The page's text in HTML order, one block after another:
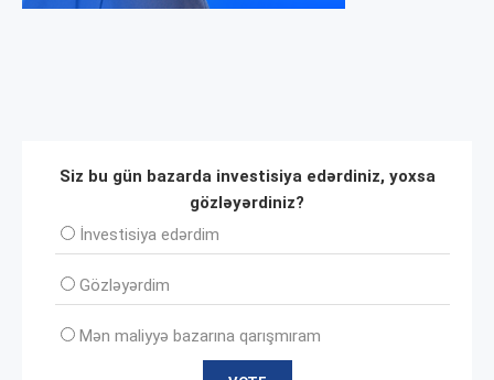
Siz bu gün bazarda investisiya edərdiniz, yoxsa
gözləyərdiniz?
İnvеstisiya edərdim
Gözləyərdim
Mən maliyyə bazarına qarışmıram